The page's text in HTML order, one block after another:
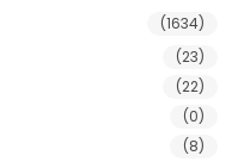
(1634)
(23)
(22)
(0)
(8)